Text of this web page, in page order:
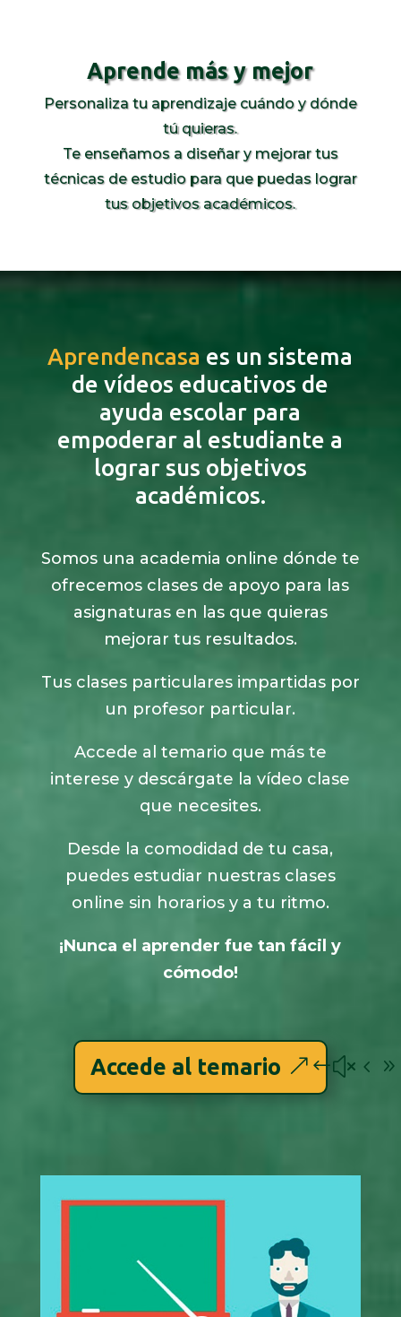
Aprende más y mejor
Personaliza tu aprendizaje cuándo y dónde
tú quieras.
Te enseñamos a diseñar y mejorar tus
técnicas de estudio para que puedas lograr
tus objetivos académicos.
Aprendencasa es un sistema
de vídeos educativos de
ayuda escolar para
empoderar al estudiante a
lograr sus objetivos
académicos.
Somos una academia online dónde te
ofrecemos clases de apoyo para las
asignaturas en las que quieras
mejorar tus resultados.
Tus clases particulares impartidas por
un profesor particular.
Accede al temario que más te
interese y descárgate la vídeo clase
que necesites.
Desde la comodidad de tu casa,
puedes estudiar nuestras clases
online sin horarios y a tu ritmo.
¡Nunca el aprender fue tan fácil y
cómodo!
Accede al temario